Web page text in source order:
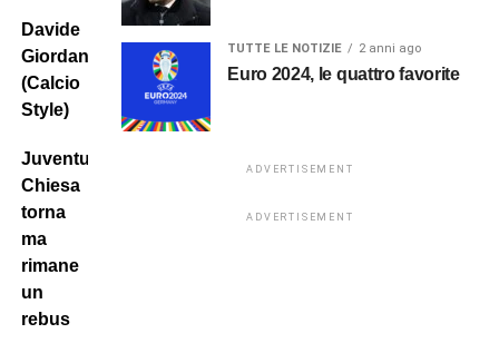
Davide
Giordana
(Calcio
Style)
Juventus:
Chiesa
torna
ma
rimane
un
rebus
TUTTE LE NOTIZIE 2 anni ago
Euro 2024, le quattro favorite
ADVERTISEMENT
ADVERTISEMENT